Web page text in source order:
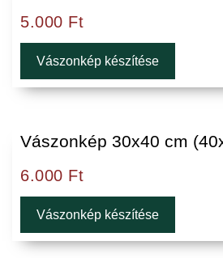
5.000 Ft
Vászonkép készítése
Vászonkép 30x40 cm
6.000 Ft
Vászonkép készítése